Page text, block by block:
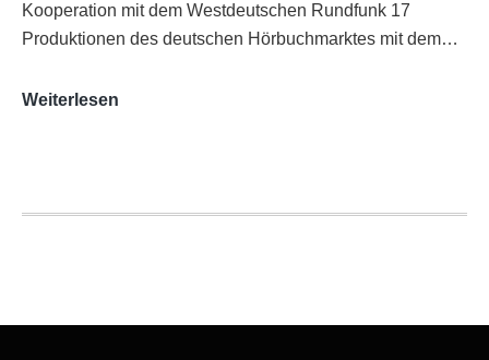
Kooperation mit dem Westdeutschen Rundfunk 17
Produktionen des deutschen Hörbuchmarktes mit dem…
Weiterlesen
Ausgezeichnete